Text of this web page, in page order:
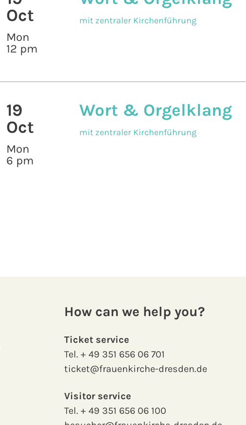
Oct
Mon
12 pm
mit zentraler Kirchenführung
19
Oct
Mon
6 pm
Wort & Orgelklang
mit zentraler Kirchenführung
How can we help you?
Ticket service
Tel.+ 49 351 656 06 701
ticket@frauenkirche-dresden.de
Visitor service
Tel.+ 49 351 656 06 100